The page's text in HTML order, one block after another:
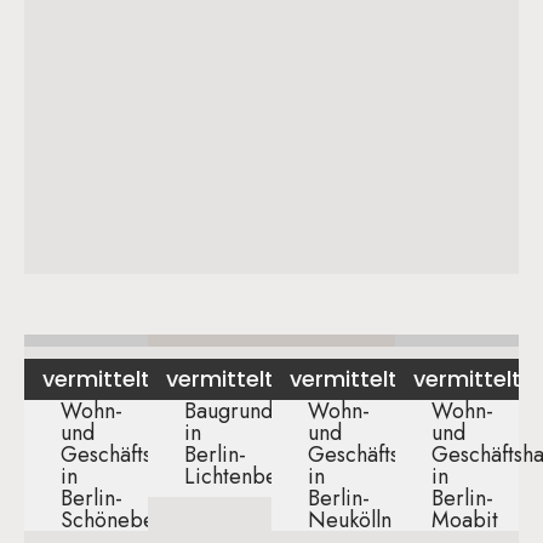
vermittelt
Wohn-
und
Geschäftshaus
in
Berlin-
Schöneberg​
vermittelt
Baugrundstück
in
Berlin-
Lichtenberg​
vermittelt
Wohn-
und
Geschäftshaus
in
Berlin-
Neukölln​
vermittelt
Wohn-
und
in
Berlin-
Moabit​